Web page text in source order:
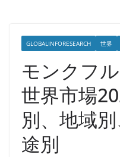
GLOBALINFORESEARCH 世界
モンクフ
世界市場
別、地域
途別